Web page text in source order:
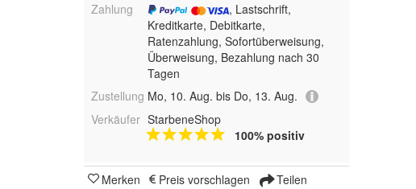
Zahlung
, Lastschrift,
Kreditkarte, Debitkarte,
Ratenzahlung, Sofortüberweisung,
Überweisung, Bezahlung nach 30
Tagen
Zustellung Mo, 10. Aug. bis Do, 13. Aug.
Verkäufer StarbeneShop
100% positiv
Merken Preis vorschlagen Teilen